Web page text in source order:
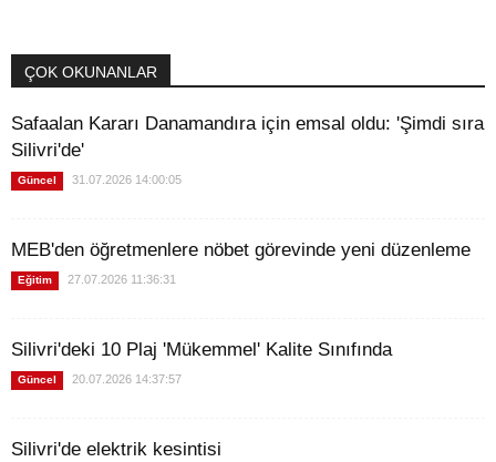
ÇOK OKUNANLAR
Safaalan Kararı Danamandıra için emsal oldu: 'Şimdi sıra
Silivri'de'
Güncel 31.07.2026 14:00:05
MEB'den öğretmenlere nöbet görevinde yeni düzenleme
Eğitim 27.07.2026 11:36:31
Silivri'deki 10 Plaj 'Mükemmel' Kalite Sınıfında
Güncel 20.07.2026 14:37:57
Silivri'de elektrik kesintisi